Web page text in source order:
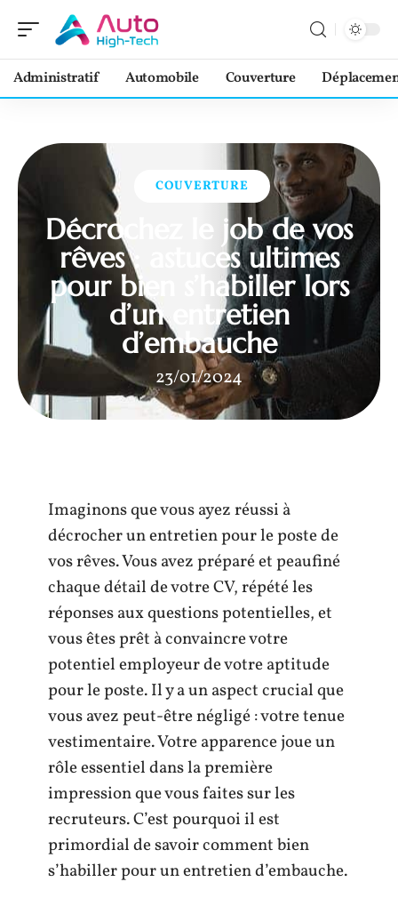
Administratif Automobile Couverture
COUVERTURE
Décrochez le job de vos
rêves : astuces ultimes
pour bien s’habiller lors
d’un entretien
d’embauche
23/01/2024
Imaginons que vous ayez réussi à
décrocher un entretien pour le poste de
vos rêves. Vous avez préparé et peaufiné
chaque détail de votre CV, répété les
réponses aux questions potentielles, et
vous êtes prêt à convaincre votre
potentiel employeur de votre aptitude
pour le poste. Il y a un aspect crucial que
vous avez peut-être négligé : votre tenue
vestimentaire. Votre apparence joue un
rôle essentiel dans la première
impression que vous faites sur les
recruteurs. C’est pourquoi il est
primordial de savoir comment bien
s’habiller pour un entretien d’embauche.